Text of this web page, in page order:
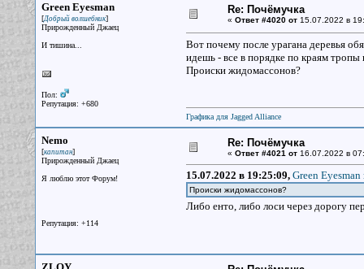
Green Eyesman
[Добрый волшебник]
Прирожденный Джаец
И тишина...
Пол:
Репутация: +680
Re: Почёмучка
« Ответ #4020 от15.07.2022 в
Вот почему после урагана деревья
идешь - все в порядке по краям
Происки жидомассонов?
Графика для Jagged Alliance
Nemo
[капитан]
Прирожденный Джаец
Я люблю этот Форум!
Репутация: +114
Re: Почёмучка
« Ответ #4021 от16.07.2022 в
15.07.2022 в 19:25:09, Green Eyesman
Происки жидомассонов?
Либо енто, либо лоси через дорогу